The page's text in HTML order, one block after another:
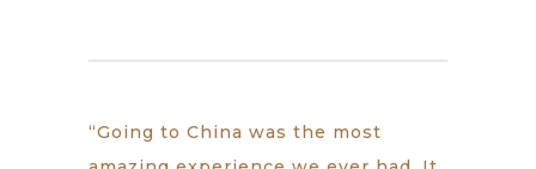
“Going to China was the most